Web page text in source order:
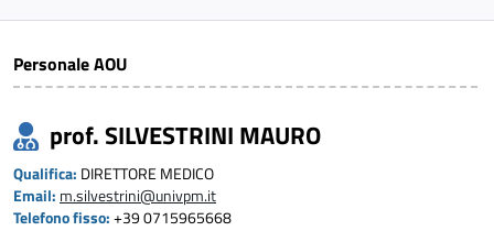
Personale AOU
prof. SILVESTRINI MAURO
Qualifica: DIRETTORE MEDICO
Email: m.silvestrini@univpm.it
Telefono fisso: +39 0715965668